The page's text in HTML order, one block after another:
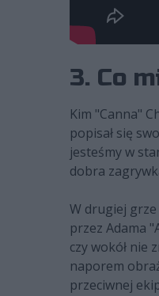
3. Co
Kim "Canna"
popisał się
jesteśmy w
dobra
W drugiej grze
przez Adama
czy wokół nie
naporem
przeciwnej